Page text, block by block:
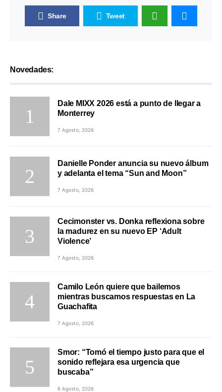
Share Tweet
Novedades:
Dale MIXX 2026 está a punto de llegar a
Monterrey
7 Agosto, 2026
Danielle Ponder anuncia su nuevo álbum
y adelanta el tema “Sun and Moon”
7 Agosto, 2026
Cecimonster vs. Donka reflexiona sobre
la madurez en su nuevo EP ‘Adult
Violence’
7 Agosto, 2026
Camilo León quiere que bailemos
mientras buscamos respuestas en La
Guachafita
7 Agosto, 2026
Smor: “Tomó el tiempo justo para que el
sonido reflejara esa urgencia que
buscaba”
6 Agosto, 2026